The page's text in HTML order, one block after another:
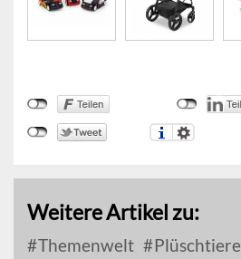
Weitere Artikel zu:
Themenwelt Plüschtiere